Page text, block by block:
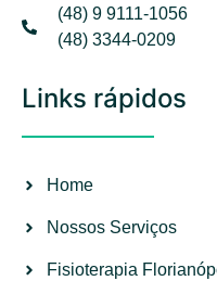
(48) 9 9111-1056
(48) 3344-0209
Links rápidos
Home
Nossos Serviços
Fisioterapia